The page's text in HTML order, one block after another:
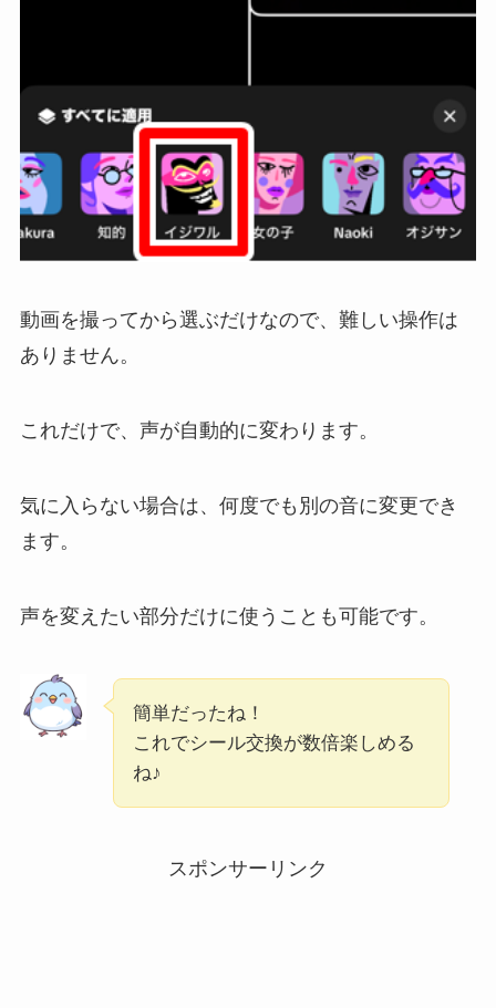
動画を撮ってから選ぶだけなので、難しい操作は
ありません。
これだけで、声が自動的に変わります。
気に入らない場合は、何度でも別の音に変更でき
ます。
声を変えたい部分だけに使うことも可能です。
簡単だったね！
これでシール交換が数倍楽しめる
ね♪
スポンサーリンク